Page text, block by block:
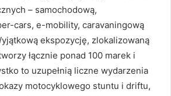
– samochodową,
cars, e-mobility, caravaningową
ekspozycję, zlokalizowaną
łącznie ponad 100 marek i
to uzupełnią liczne wydarzenia
motocyklowego stuntu i driftu,